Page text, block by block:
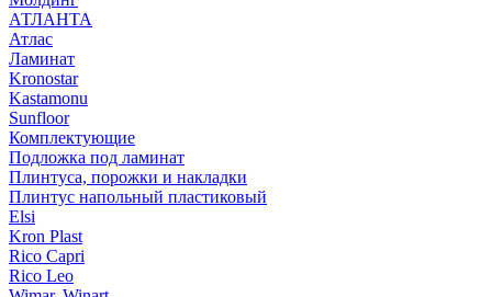
АТЛАНТА
Атлас
Ламинат
Kronostar
Kastamonu
Sunfloor
Комплектующие
Подложка под ламинат
Плинтуса, порожки и накладки
Плинтус напольный пластиковый
Elsi
Kron Plast
Rico Capri
Rico Leo